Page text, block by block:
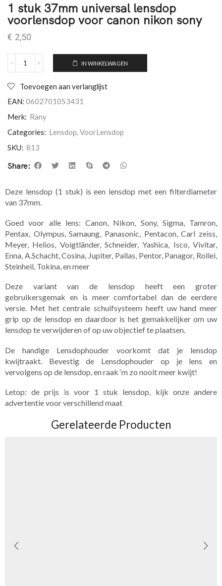
1 stuk 37mm universal lensdop
voorlensdop voor canon nikon sony
€ 2,50
IN WINKELWAGEN
Toevoegen aan verlanglijst
EAN: 0602701053431
Merk: Rany
Categories: Lensdop, VoorLensdop
SKU: 813
Share:
Deze lensdop (1 stuk) is een lensdop met een filterdiameter
van 37mm.
Goed voor alle lens: Canon, Nikon, Sony, Sigma, Tamron,
Pentax, Olympus, Samaung, Panasonic, Pentacon, Carl zeiss,
Meyer, Helios, Voigtländer, Schneider, Yashica, Isco, Vivitar,
Enna, A.Schacht, Cosina, Jupiter, Pallas, Pentor, Panagor, Rollei,
Steinheil, Tokina, en meer
Deze variant van de lensdop heeft een groter
gebruikersgemak en is meer comfortabel dan de eerdere
versie. Met het centrale schuifsysteem heeft uw hand meer
grip op de lensdop en daardoor is het gemakkelijker om uw
lensdop te verwijderen of op uw objectief te plaatsen.
De handige Lensdophouder voorkomt dat je lensdop
kwijtraakt. Bevestig de Lensdophouder op je lens en
vervolgens op de lensdop, en raak ‘m zo nooit meer kwijt!
Letop: de prijs is voor 1 stuk lensdop, kijk onze andere
advertentie voor verschillend maat
Gerelateerde Producten